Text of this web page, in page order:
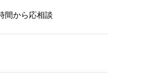
から応相談